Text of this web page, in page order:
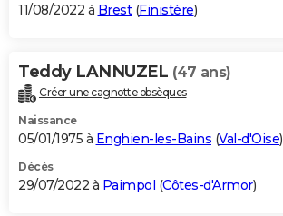
11/08/2022 à Brest(Finistère)
Teddy LANNUZEL (47 ans)
Créer une cagnotte obsèques
Naissance
05/01/1975 à Enghien-les-Bains (Val-d'Oise)
Décès
29/07/2022 à Paimpol (Côtes-d'Armor)